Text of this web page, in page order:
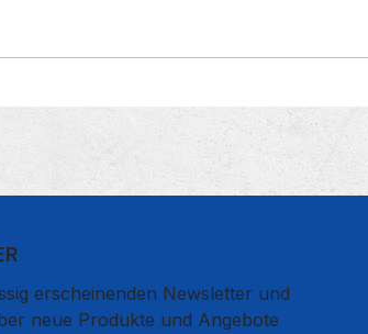
erscheinenden Newsletter und
neue Produkte und Angebote